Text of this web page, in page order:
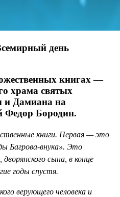
день
книгах —
храма святых
и Дамиана на
Федор Бородин.
книги. Первая — это
Багрова-внука». Это
сына, в конце
годы спустя.
верующего человека и